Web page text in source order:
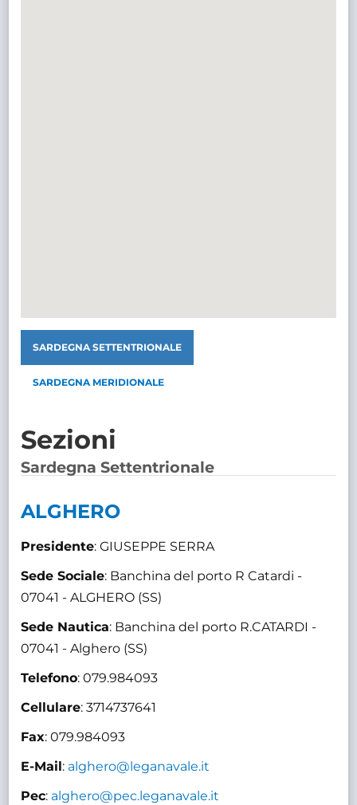
SARDEGNA SETTENTRIONALE
SARDEGNA MERIDIONALE
Sezioni
Sardegna Settentrionale
ALGHERO
Presidente: GIUSEPPE SERRA
Sede Sociale: Banchina del porto R Catardi -
07041 - ALGHERO (SS)
Sede Nautica: Banchina del porto R.CATARDI -
07041 - Alghero (SS)
Telefono: 079.984093
Cellulare: 3714737641
Fax: 079.984093
E-Mail: alghero@leganavale.it
Pec: alghero@pec.leganavale.it